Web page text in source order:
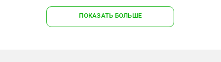
ПОКАЗАТЬ БОЛЬШЕ